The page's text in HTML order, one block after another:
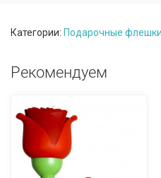
Категории: Подарочные флешки
Рекомендуем